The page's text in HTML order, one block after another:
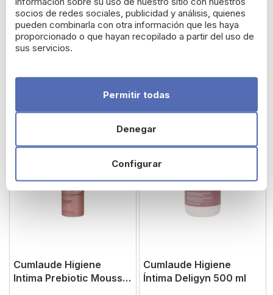
Cumlaude Hidratante
Interno
Cumlaude Hidratante
Interno Deligyn Gel
Cumlaude Higiene
Intima Prebiotic Mousse
Cumlaude Higiene
Íntima Deligyn 500 ml
socios de redes sociales, publicidad y análisis, quienes
pueden combinarla con otra información que les haya
proporcionado o que hayan recopilado a partir del uso de
sus servicios.
Configurar
Denegar
Permitir todas